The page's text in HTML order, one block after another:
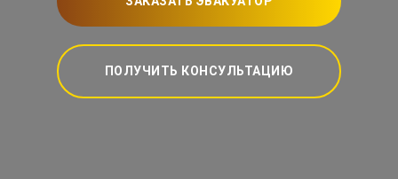
ПОЛУЧИТЬ КОНСУЛЬТАЦИЮ